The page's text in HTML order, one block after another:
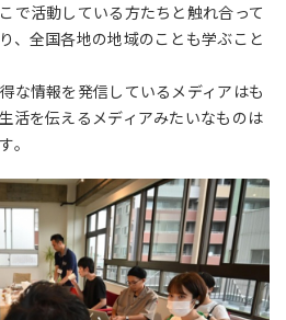
で活動している方たちと触れ合って
、全国各地の地域のことも学ぶこと
な情報を発信しているメディアはも
活を伝えるメディアみたいなものは
。